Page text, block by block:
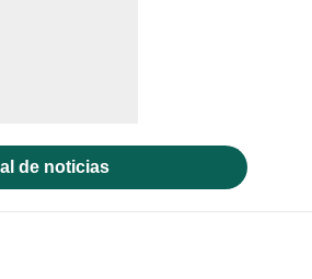
de noticias